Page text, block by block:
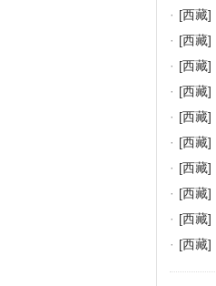
· [西藏]
· [西藏]
· [西藏]
· [西藏]
· [西藏]
· [西藏]
· [西藏]
· [西藏]
· [西藏]
· [西藏]